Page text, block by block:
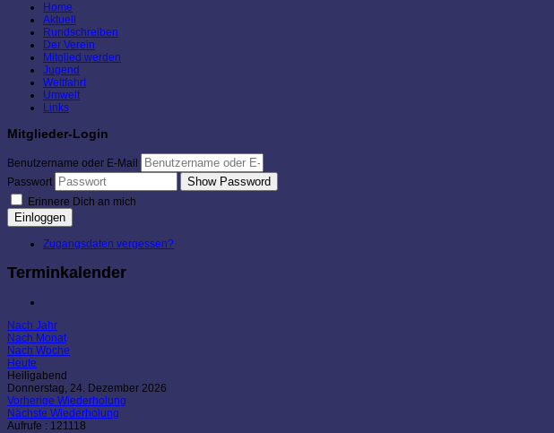
Home
Aktuell
Rundschreiben
Der Verein
Mitglied werden
Jugend
Wettfahrt
Umwelt
Links
Mitglieder-Login
Benutzername oder E-Mail
Passwort
Show Password
Erinnere Dich an mich
Einloggen
Zugangsdaten vergessen?
Terminkalender
Nach Jahr
Nach Monat
Nach Woche
Heute
Heiligabend
Donnerstag, 24. Dezember 2026
Vorherige Wiederholung
Nächste Wiederholung
Aufrufe : 121118